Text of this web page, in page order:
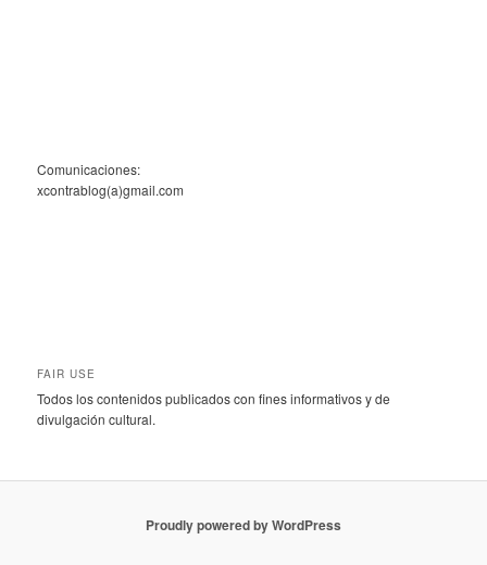
Comunicaciones:
xcontrablog(a)gmail.com
FAIR USE
Todos los contenidos publicados con fines informativos y de
divulgación cultural.
Proudly powered by WordPress